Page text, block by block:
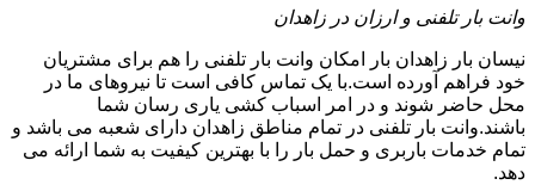
وانت بار تلفنی و ارزان در زاهدان
نیسان بار زاهدان بار امکان وانت بار تلفنی را هم برای مشتریان
خود فراهم آورده است.با یک تماس کافی است تا نیروهای ما در
محل حاضر شوند و در امر اسباب کشی یاری رسان شما
باشند.وانت بار تلفنی در تمام مناطق زاهدان دارای شعبه می باشد و
تمام خدمات باربری و حمل بار را با بهترین کیفیت به شما ارائه می
دهد.